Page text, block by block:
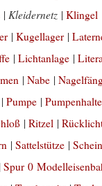
|Kleidernetz |Klingel
|Kugellager |
|Lichtanlage |
|Nabe |
|Pumpe |
|Ritzel |
|Sattelstütze |
|Spur 0